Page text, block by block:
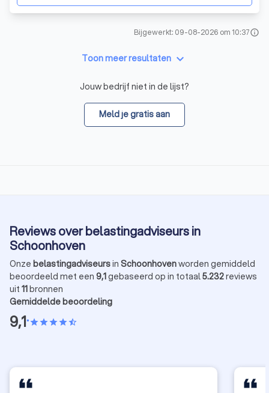
Bijgewerkt: 09-08-2026 om 10:37info
Toon meer resultaten keyboard_arrow_down
Jouw bedrijf niet in de lijst?
Meld je gratis aan
Reviews over belastingadviseurs in
Schoonhoven
Onze belastingadviseursin Schoonhovenworden gemiddeld
beoordeeld met een 9,1gebaseerd op in totaal5.232reviews
uit 11bronnen
Gemiddelde beoordeling
9,1•starstarstarstarstar_half